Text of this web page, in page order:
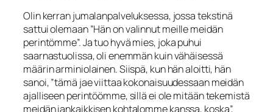
Olin kerran jumalanpalveluksessa, jossa tekstinä
sattui olemaan ”Hänon valinnut meille meidän
perintömme”. Ja tuo hyvä mies, joka puhui
saarnastuolissa, oli enemmän kuin vähäisessä
määrin arminiolainen. Siispä, kun hän aloitti, hän
sanoi, ”tämä jae viittaa kokonaisuudessaan meidän
ajalliseen perintöömme, sillä ei ole mi­tään tekemistä
meidän iankaikkisen kohtalomme kanssa, koska”,